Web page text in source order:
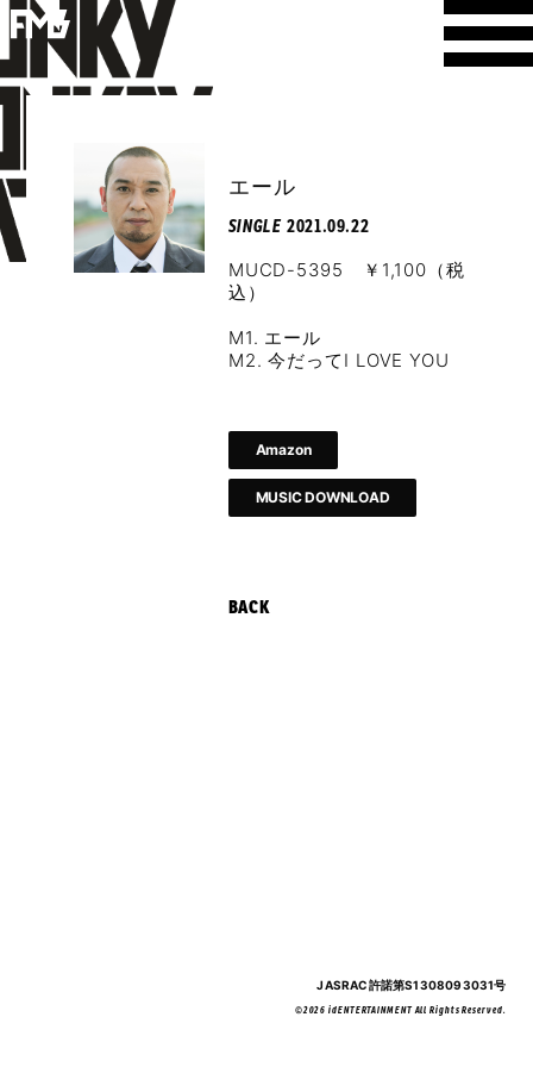
エール
SINGLE 2021.09.22
MUCD-5395 ￥1,100（税
込）
M1. エール
M2. 今だってI LOVE YOU
Amazon
MUSIC DOWNLOAD
BACK
JASRAC許諾第S1308093031号
©2026 idENTERTAINMENT All Rights Reserved.